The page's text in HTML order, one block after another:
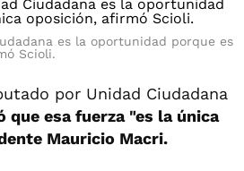
es la oportunidad porque es
Scioli.
por Unidad Ciudadana
que esa fuerza "es la única
Mauricio Macri.